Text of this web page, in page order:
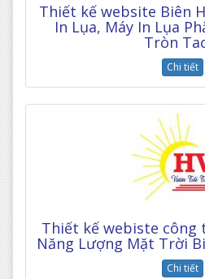
Thiết kế website Biên
In Lụa, Máy In Lụa
Tròn
Chi tiết
Thiết kế webiste công
Năng Lượng Mặt Trời
Chi tiết